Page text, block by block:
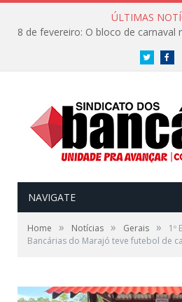
ÚLTIMAS
Twitter
NAVIGATE
Home » Notícias » Gerais »
1º
Bancárias do Marajó teve futebol de